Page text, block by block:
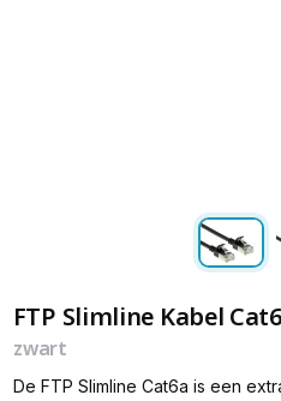
FTP Slimline Kabel
zwart
De FTP Slimline Cat6a is een